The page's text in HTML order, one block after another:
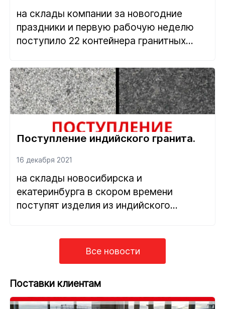
на склады компании за новогодние
праздники и первую рабочую неделю
поступило 22 контейнера гранитных...
Поступление индийского гранита.
16 декабря 2021
на склады новосибирска и
екатеринбурга в скором времени
поступят изделия из индийского
Все новости
Поставки клиентам